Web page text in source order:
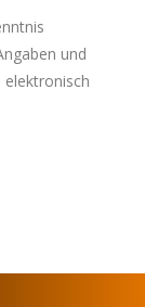
und